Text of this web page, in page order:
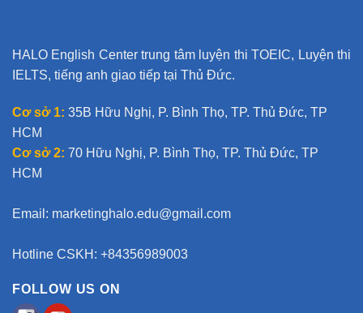
i
v
:
HALO English Center trung tâm luyện thi TOEIC, Luyện thi
IELTS, tiếng anh giao tiếp tại Thủ Đức.
Cơ sở 1: 35B Hữu Nghị, P. Bình Thọ, TP. Thủ Đức, TP
HCM
Cơ sở 2: 70 Hữu Nghị, P. Bình Thọ, TP. Thủ Đức, TP
HCM
Email: marketinghalo.edu@gmail.com
Hotline CSKH: +84356989003
FOLLOW US ON